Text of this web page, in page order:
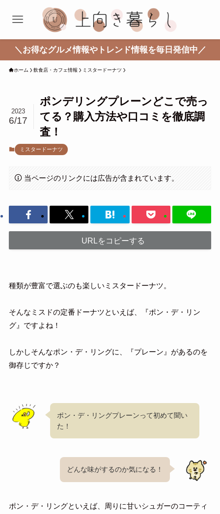
＼お得なグルメ情報やトレンド情報を毎日発信中／
ホーム 飲食店・カフェ情報 ミスタードーナツ
ポンデリングプレーンどこで売っ
てる？購入方法や口コミを徹底調
査！
2023
6/17
ミスタードーナツ
当ページのリンクには広告が含まれています。
URLをコピーする
種類が豊富で選ぶのも楽しいミスタードーナツ。
そんなミスドの定番ドーナツといえば、『ポン・デ・リン
グ』ですよね！
しかしそんなポン・デ・リングに、『プレーン』があるのを
御存じですか？
ポン・デ・リングプレーンって初めて聞い
た！
どんな味がするのか気になる！
ポン・デ・リングといえば、周りに甘いシュガーのコーティ